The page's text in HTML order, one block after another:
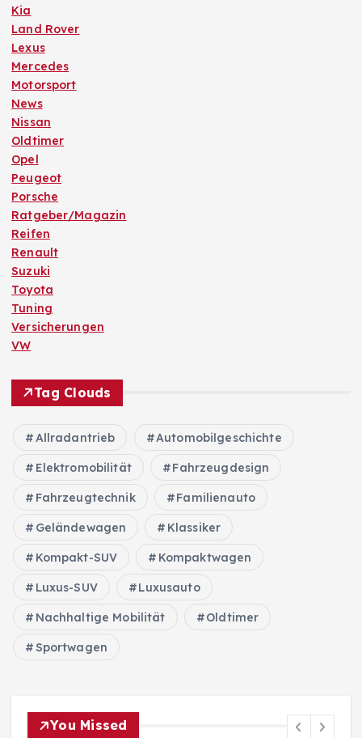
Kia
Land Rover
Lexus
Mercedes
Motorsport
News
Nissan
Oldtimer
Opel
Peugeot
Porsche
Ratgeber/Magazin
Reifen
Renault
Suzuki
Toyota
Tuning
Versicherungen
VW
Tag Clouds
Allradantrieb Automobilgeschichte
Elektromobilität Fahrzeugdesign
Fahrzeugtechnik Familienauto
Geländewagen Klassiker
Kompakt-SUV Kompaktwagen
Luxus-SUV Luxusauto
Nachhaltige Mobilität Oldtimer
Sportwagen
You Missed